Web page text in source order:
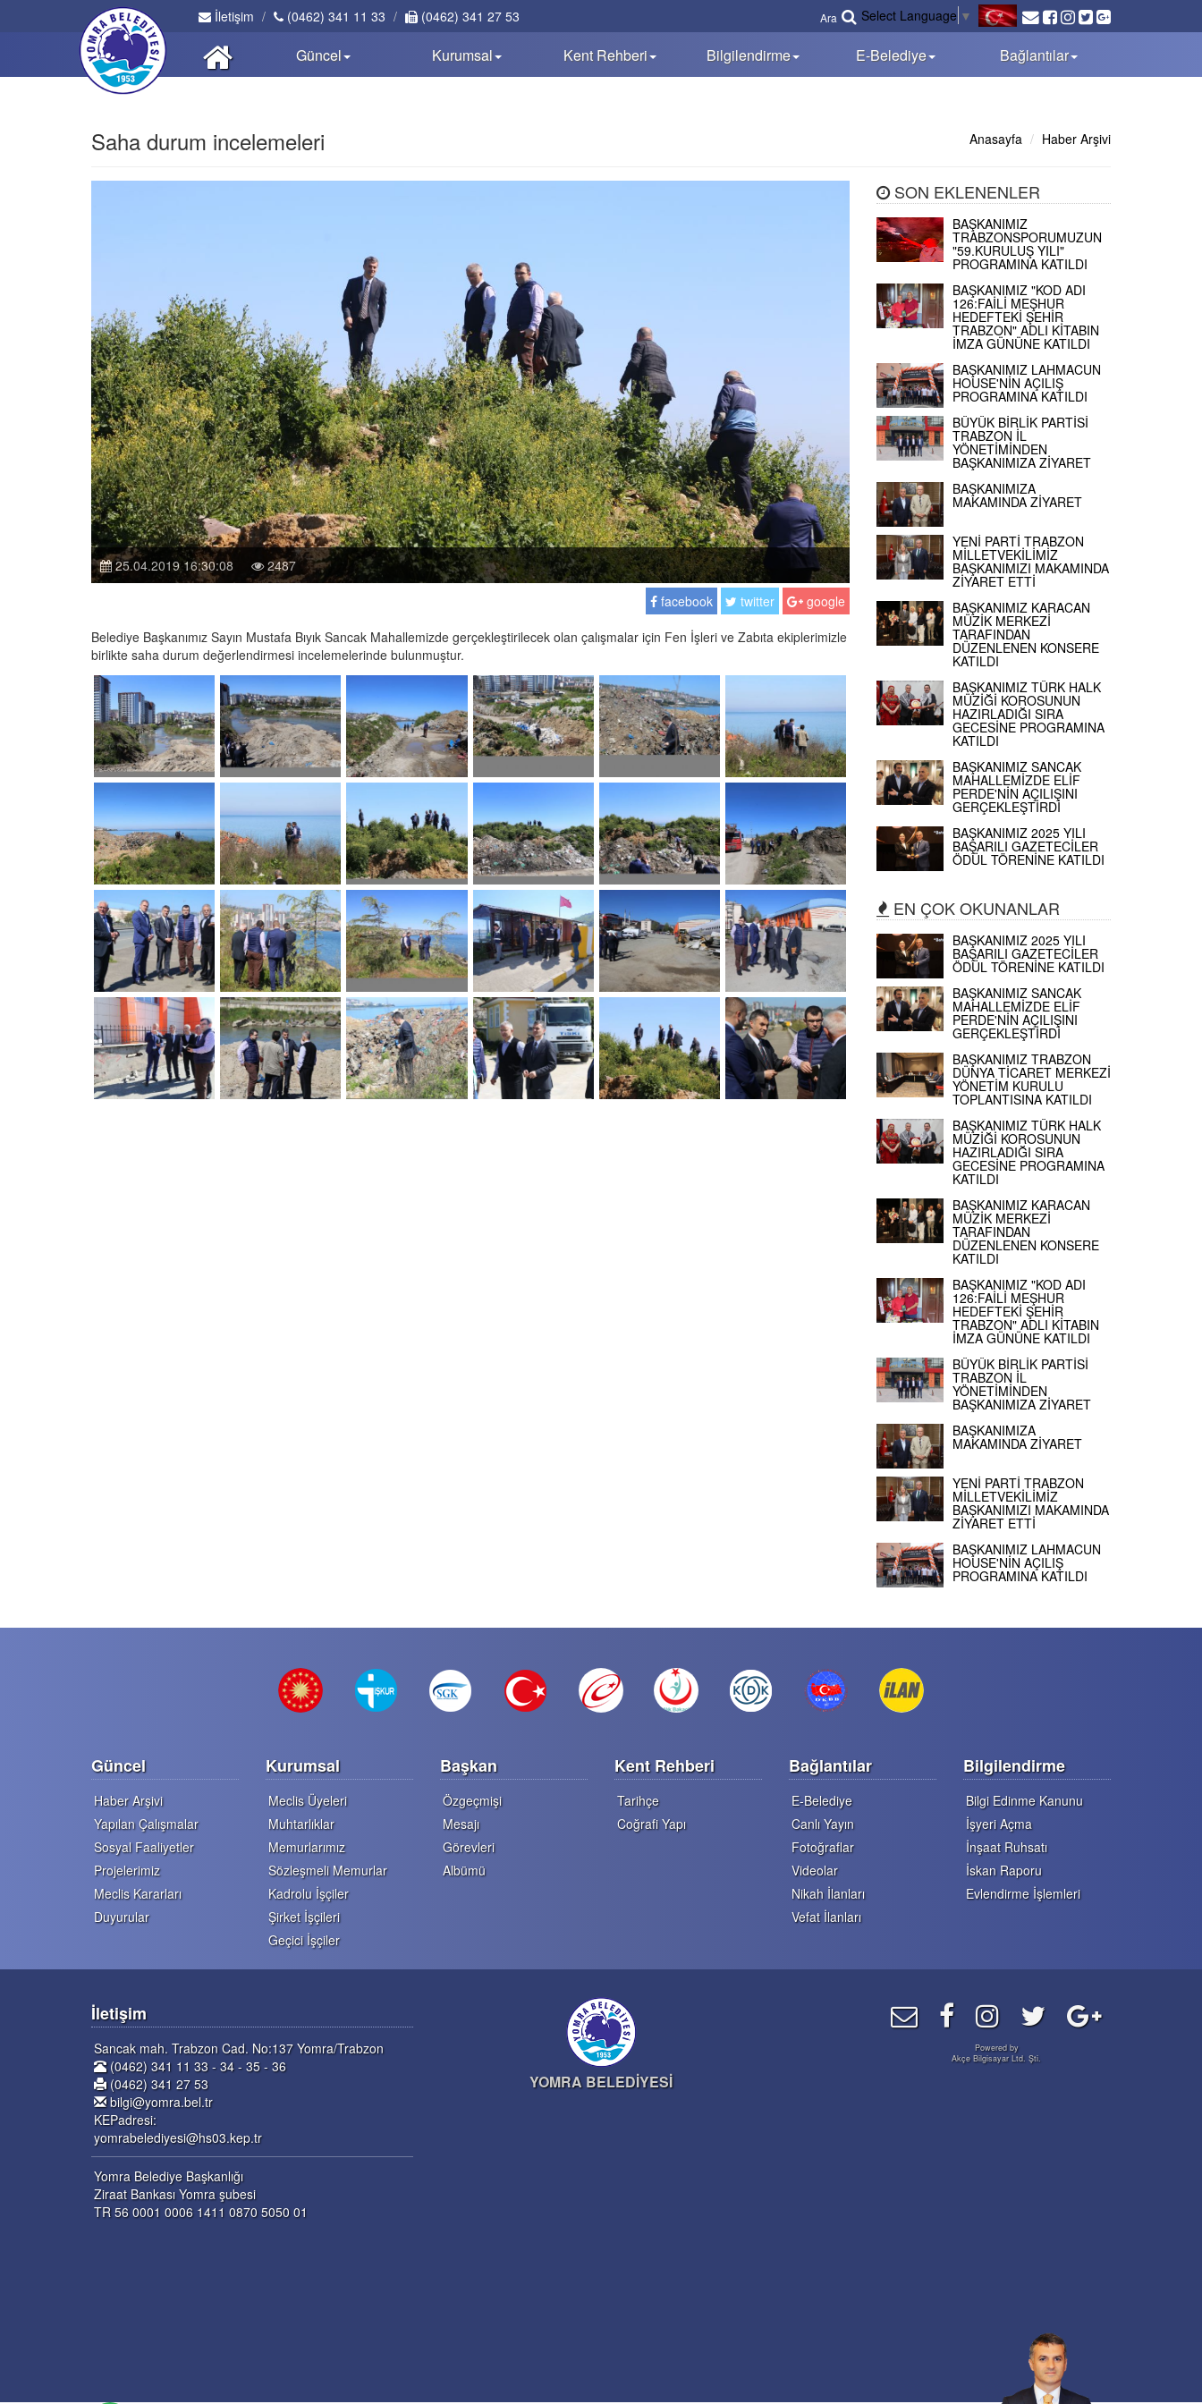
İletişim (0462) 341 11 33 (0462) 341 27 53 Ara Select Language ▼
Güncel Kurumsal Kent Rehberi Bilgilendirme E-Belediye Bağlantılar
Saha durum incelemeleri Anasayfa Haber Arşivi
25.04.2019 16:30:08
2487
facebook
twitter
google
Belediye Başkanımız Sayın Mustafa Bıyık Sancak Mahallemizde gerçekleştirilecek olan çalışmalar için Fen İşleri ve Zabıta ekiplerimizle
birlikte saha durum değerlendirmesi incelemelerinde bulunmuştur.
SON EKLENENLER
BAŞKANIMIZ
TRABZONSPORUMUZUN
"59.KURULUŞ YILI"
PROGRAMINA KATILDI
BAŞKANIMIZ "KOD ADI
126:FAİLİ MEŞHUR
HEDEFTEKİ ŞEHİR
TRABZON" ADLI KİTABIN
İMZA GÜNÜNE KATILDI
BAŞKANIMIZ LAHMACUN
HOUSE'NİN AÇILIŞ
PROGRAMINA KATILDI
BÜYÜK BİRLİK PARTİSİ
TRABZON İL
YÖNETİMİNDEN
BAŞKANIMIZA ZİYARET
BAŞKANIMIZA
MAKAMINDA ZİYARET
YENİ PARTİ TRABZON
MİLLETVEKİLİMİZ
BAŞKANIMIZI MAKAMINDA
ZİYARET ETTİ
BAŞKANIMIZ KARACAN
MÜZİK MERKEZİ
TARAFINDAN
DÜZENLENEN KONSERE
KATILDI
BAŞKANIMIZ TÜRK HALK
MÜZİĞİ KOROSUNUN
HAZIRLADIĞI SIRA
GECESİNE PROGRAMINA
KATILDI
BAŞKANIMIZ SANCAK
MAHALLEMİZDE ELİF
PERDE'NİN AÇILIŞINI
GERÇEKLEŞTİRDİ
BAŞKANIMIZ 2025 YILI
BAŞARILI GAZETECİLER
ÖDÜL TÖRENİNE KATILDI
EN ÇOK OKUNANLAR
BAŞKANIMIZ 2025 YILI
BAŞARILI GAZETECİLER
ÖDÜL TÖRENİNE KATILDI
BAŞKANIMIZ SANCAK
MAHALLEMİZDE ELİF
PERDE'NİN AÇILIŞINI
GERÇEKLEŞTİRDİ
BAŞKANIMIZ TRABZON
DÜNYA TİCARET MERKEZİ
YÖNETİM KURULU
TOPLANTISINA KATILDI
BAŞKANIMIZ TÜRK HALK
MÜZİĞİ KOROSUNUN
HAZIRLADIĞI SIRA
GECESİNE PROGRAMINA
KATILDI
BAŞKANIMIZ KARACAN
MÜZİK MERKEZİ
TARAFINDAN
DÜZENLENEN KONSERE
KATILDI
BAŞKANIMIZ "KOD ADI
126:FAİLİ MEŞHUR
HEDEFTEKİ ŞEHİR
TRABZON" ADLI KİTABIN
İMZA GÜNÜNE KATILDI
BÜYÜK BİRLİK PARTİSİ
TRABZON İL
YÖNETİMİNDEN
BAŞKANIMIZA ZİYARET
BAŞKANIMIZA
MAKAMINDA ZİYARET
YENİ PARTİ TRABZON
MİLLETVEKİLİMİZ
BAŞKANIMIZI MAKAMINDA
ZİYARET ETTİ
BAŞKANIMIZ LAHMACUN
HOUSE'NİN AÇILIŞ
PROGRAMINA KATILDI
Güncel
Haber Arşivi
Yapılan Çalışmalar
Sosyal Faaliyetler
Projelerimiz
Meclis Kararları
Duyurular
Kurumsal
Meclis Üyeleri
Muhtarlıklar
Memurlarımız
Sözleşmeli Memurlar
Kadrolu İşçiler
Şirket İşçileri
Geçici İşçiler
Başkan
Özgeçmişi
Mesajı
Görevleri
Albümü
Kent Rehberi
Tarihçe
Coğrafi Yapı
Bağlantılar
E-Belediye
Canlı Yayın
Fotoğraflar
Videolar
Nikah İlanları
Vefat İlanları
Bilgilendirme
Bilgi Edinme Kanunu
İşyeri Açma
İnşaat Ruhsatı
İskan Raporu
Evlendirme İşlemleri
İletişim
Sancak mah. Trabzon Cad. No:137 Yomra/Trabzon
(0462) 341 11 33 - 34 - 35 - 36
(0462) 341 27 53
bilgi@yomra.bel.tr
KEPadresi:
yomrabelediyesi@hs03.kep.tr
Yomra Belediye Başkanlığı
Ziraat Bankası Yomra şubesi
TR 56 0001 0006 1411 0870 5050 01
YOMRA BELEDİYESİ
Powered by
Akçe Bilgisayar Ltd. Şti.